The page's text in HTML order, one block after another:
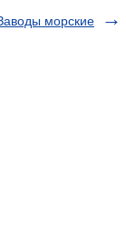
морские